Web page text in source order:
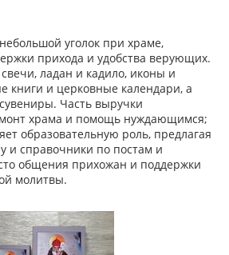
уголок при храме,
прихода и удобства верующих.
ладан и кадило, иконы и
книги и церковные календари, а
Часть выручки
храма и помощь нуждающимся;
образовательную роль, предлагая
и справочники по постам и
общения прихожан и поддержки
молитвы.